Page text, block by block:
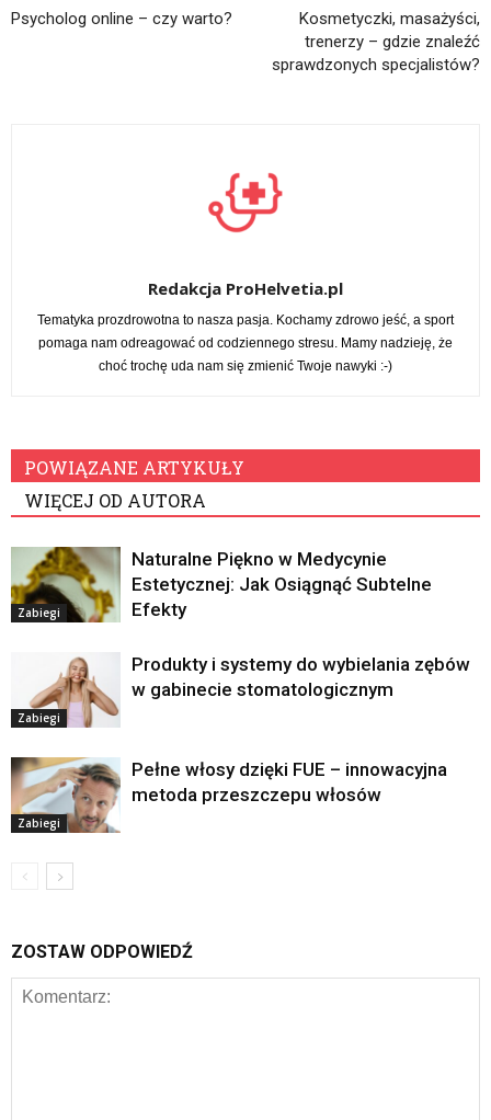
Psycholog online – czy warto?
Kosmetyczki, masażyści,
trenerzy – gdzie znaleźć
sprawdzonych specjalistów?
Redakcja ProHelvetia.pl
Tematyka prozdrowotna to nasza pasja. Kochamy zdrowo jeść, a sport
pomaga nam odreagować od codziennego stresu. Mamy nadzieję, że
choć trochę uda nam się zmienić Twoje nawyki :-)
POWIĄZANE ARTYKUŁY
WIĘCEJ OD AUTORA
Zabiegi
Naturalne Piękno w Medycynie
Estetycznej: Jak Osiągnąć Subtelne
Efekty
Zabiegi
Produkty i systemy do wybielania zębów
w gabinecie stomatologicznym
Zabiegi
Pełne włosy dzięki FUE – innowacyjna
metoda przeszczepu włosów
ZOSTAW ODPOWIEDŹ